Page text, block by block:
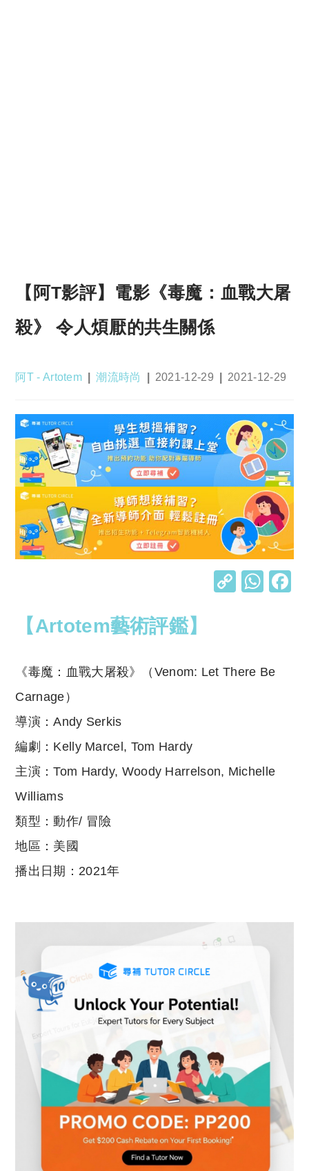
【阿T影評】電影《毒魔：血戰大屠
殺》 令人煩厭的共生關係
Post
阿T - Artotem
Post
潮流時尚
Post
2021-12-29
Post
2021-12-29
C
Li
W
A
【Artotem藝術評鑑】
《毒魔：血戰大屠殺》（Venom: Let There Be
Carnage）
導演：Andy Serkis
編劇：Kelly Marcel, Tom Hardy
主演：Tom Hardy, Woody Harrelson, Michelle
Williams
類型：動作/ 冒險
地區：美國
播出日期：2021年